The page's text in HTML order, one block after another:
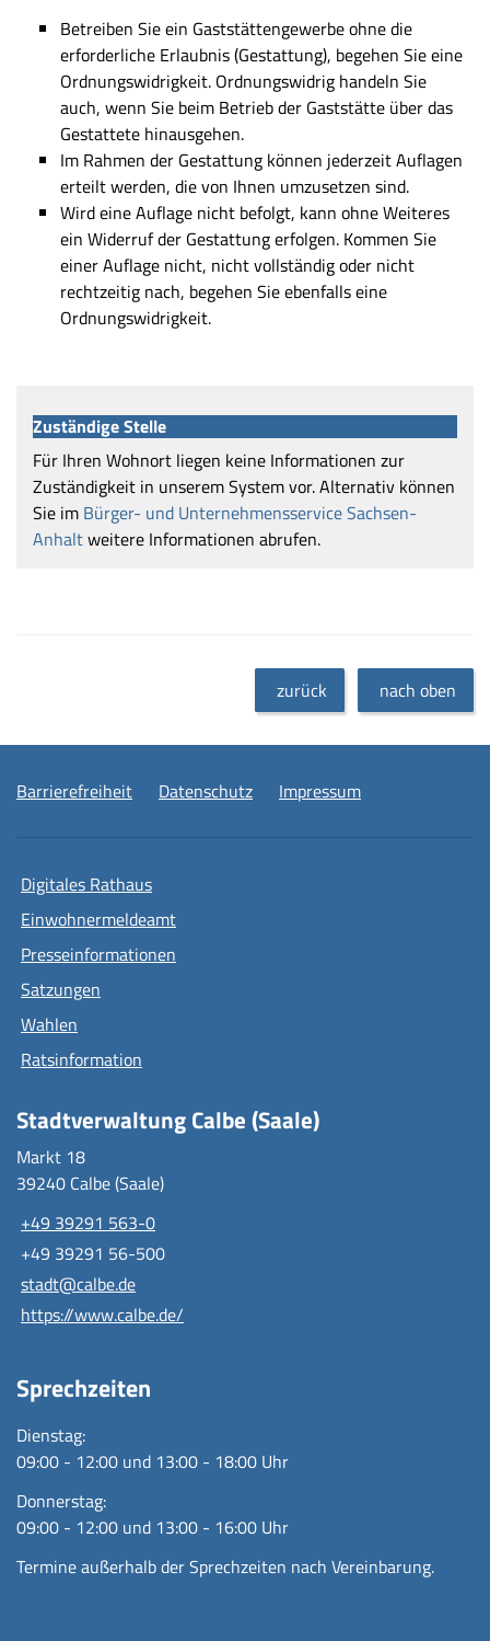
Betreiben Sie ein Gaststättengewerbe ohne die
erforderliche Erlaubnis (Gestattung), begehen Sie eine
Ordnungswidrigkeit. Ordnungswidrig handeln Sie
auch, wenn Sie beim Betrieb der Gaststätte über das
Gestattete hinausgehen.
Im Rahmen der Gestattung können jederzeit Auflagen
erteilt werden, die von Ihnen umzusetzen sind.
Wird eine Auflage nicht befolgt, kann ohne Weiteres
ein Widerruf der Gestattung erfolgen. Kommen Sie
einer Auflage nicht, nicht vollständig oder nicht
rechtzeitig nach, begehen Sie ebenfalls eine
Ordnungswidrigkeit.
Zuständige Stelle
Für Ihren Wohnort liegen keine Informationen zur
Zuständigkeit in unserem System vor. Alternativ können
Sie im Bürger- und Unternehmensservice Sachsen-
Anhaltweitere Informationen abrufen.
zurück nach oben
Barrierefreiheit Datenschutz Impressum
Digitales Rathaus
Einwohnermeldeamt
Presseinformationen
Satzungen
Wahlen
Ratsinformation
Stadtverwaltung Calbe (Saale)
Markt 18
39240 Calbe (Saale)
+49 39291 563-0
+49 39291 56-500
stadt@calbe.de
https://www.calbe.de/
Sprechzeiten
Dienstag:
09:00 - 12:00 und 13:00 - 18:00 Uhr
Donnerstag:
09:00 - 12:00 und 13:00 - 16:00 Uhr
Termine außerhalb der Sprechzeiten nach Vereinbarung.